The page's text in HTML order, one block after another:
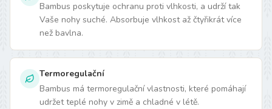
Bambus poskytuje ochranu proti vlhkosti, a udrží tak
Vaše nohy suché. Absorbuje vlhkost až čtyřikrát více
než bavlna.
Termoregulační
Bambus má termoregulační vlastnosti, které pomáhají
udržet teplé nohy v zimě a chladné v létě.